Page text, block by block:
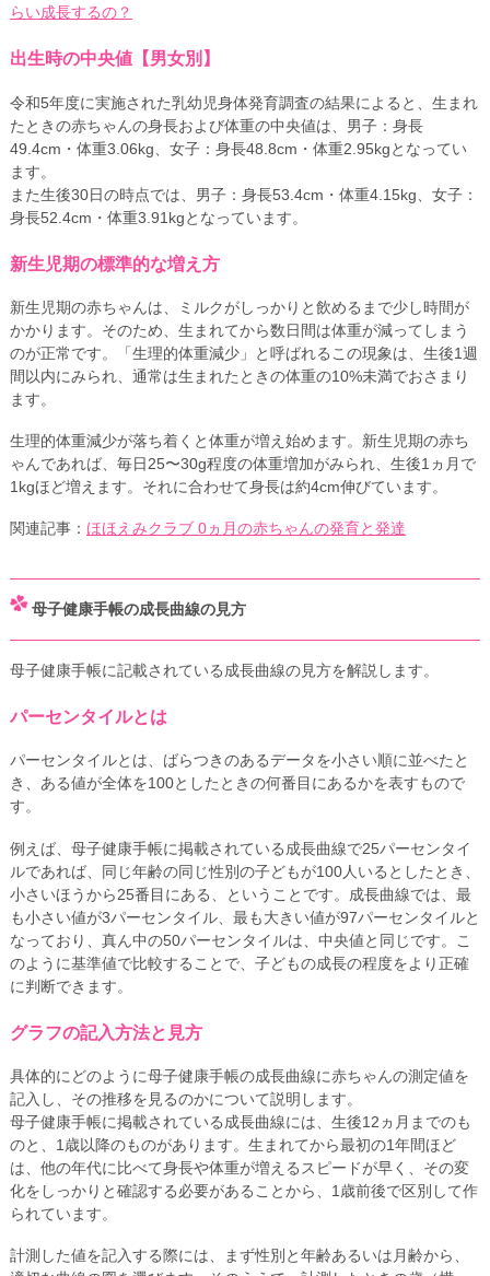
らい成長するの？
出生時の中央値【男女別】
令和5年度に実施された乳幼児身体発育調査の結果によると、生まれ
たときの赤ちゃんの身長および体重の中央値は、男子：身長
49.4cm・体重3.06kg、女子：身長48.8cm・体重2.95kgとなってい
ます。
また生後30日の時点では、男子：身長53.4cm・体重4.15kg、女子：
身長52.4cm・体重3.91kgとなっています。
新生児期の標準的な増え方
新生児期の赤ちゃんは、ミルクがしっかりと飲めるまで少し時間が
かかります。そのため、生まれてから数日間は体重が減ってしまう
のが正常です。「生理的体重減少」と呼ばれるこの現象は、生後1週
間以内にみられ、通常は生まれたときの体重の10%未満でおさまり
ます。
生理的体重減少が落ち着くと体重が増え始めます。新生児期の赤ち
ゃんであれば、毎日25〜30g程度の体重増加がみられ、生後1ヵ月で
1kgほど増えます。それに合わせて身長は約4cm伸びています。
関連記事： ほほえみクラブ 0ヵ月の赤ちゃんの発育と発達
母子健康手帳の成長曲線の見方
母子健康手帳に記載されている成長曲線の見方を解説します。
パーセンタイルとは
パーセンタイルとは、ばらつきのあるデータを小さい順に並べたと
き、ある値が全体を100としたときの何番目にあるかを表すもので
す。
例えば、母子健康手帳に掲載されている成長曲線で25パーセンタイ
ルであれば、同じ年齢の同じ性別の子どもが100人いるとしたとき、
小さいほうから25番目にある、ということです。成長曲線では、最
も小さい値が3パーセンタイル、最も大きい値が97パーセンタイルと
なっており、真ん中の50パーセンタイルは、中央値と同じです。こ
のように基準値で比較することで、子どもの成長の程度をより正確
に判断できます。
グラフの記入方法と見方
具体的にどのように母子健康手帳の成長曲線に赤ちゃんの測定値を
記入し、その推移を見るのかについて説明します。
母子健康手帳に掲載されている成長曲線には、生後12ヵ月までのも
のと、1歳以降のものがあります。生まれてから最初の1年間ほど
は、他の年代に比べて身長や体重が増えるスピードが早く、その変
化をしっかりと確認する必要があることから、1歳前後で区別して作
られています。
計測した値を記入する際には、まず性別と年齢あるいは月齢から、